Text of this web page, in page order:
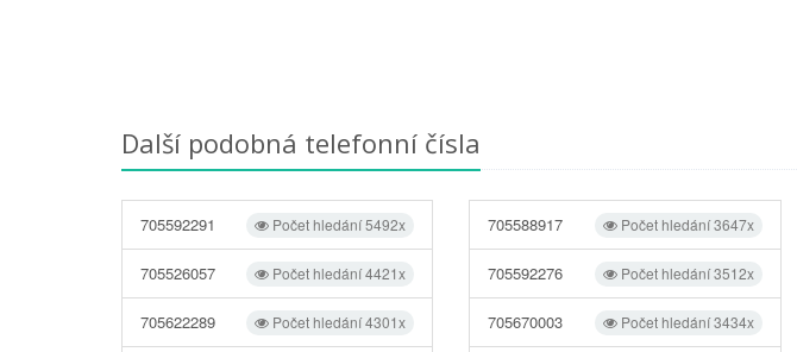
Další podobná telefonní čísla
Počet hledání 5492x
705592291
Počet hledání 4421x
705526057
Počet hledání 4301x
705622289
Počet hledání 3647x
705588917
Počet hledání 3512x
705592276
Počet hledání 3434x
705670003